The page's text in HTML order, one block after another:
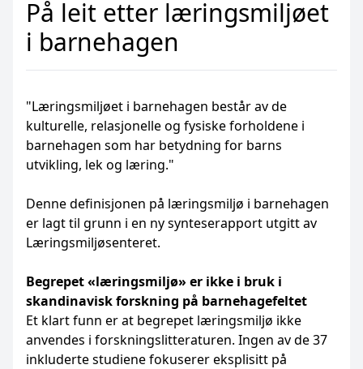
På leit etter læringsmiljøet
i barnehagen
"Læringsmiljøet i barnehagen består av de
kulturelle, relasjonelle og fysiske forholdene i
barnehagen som har betydning for barns
utvikling, lek og læring."
Denne definisjonen på læringsmiljø i barnehagen
er lagt til grunn i en ny synteserapport utgitt av
Læringsmiljøsenteret.
Begrepet «læringsmiljø» er ikke i bruk i
skandinavisk forskning på barnehagefeltet
Et klart funn er at begrepet læringsmiljø ikke
anvendes i forskningslitteraturen. Ingen av de 37
inkluderte studiene fokuserer eksplisitt på